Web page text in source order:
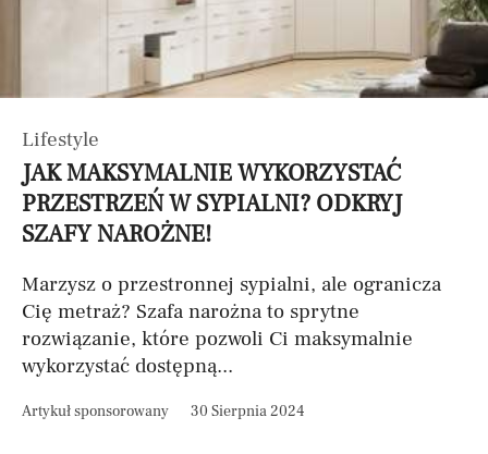
Lifestyle
JAK MAKSYMALNIE WYKORZYSTAĆ
PRZESTRZEŃ W SYPIALNI? ODKRYJ
SZAFY NAROŻNE!
Marzysz o przestronnej sypialni, ale ogranicza
Cię metraż? Szafa narożna to sprytne
rozwiązanie, które pozwoli Ci maksymalnie
wykorzystać dostępną...
Artykuł sponsorowany 30 Sierpnia 2024